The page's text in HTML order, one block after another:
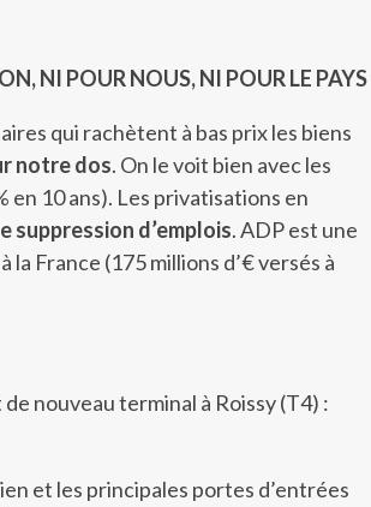
NI POUR NOUS, NI POUR LE PAYS
qui rachètent à bas prix les biens
notre dos. On le voit bien avec les
10 ans). Les privatisations en
suppression d’emplois. ADP est une
France (175 millions d’€ versés à
nouveau terminal à Roissy (T4) :
et les principales portes d’entrées